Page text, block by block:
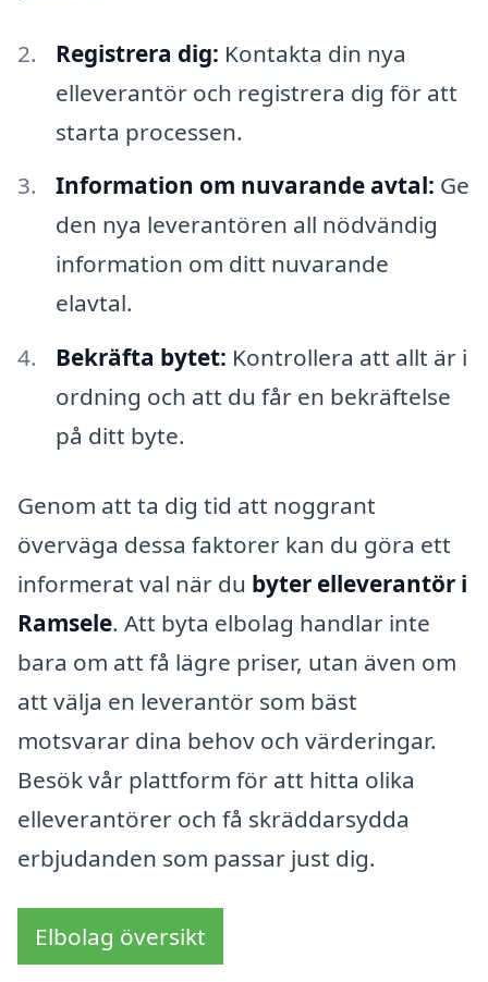
Registrera dig: Kontakta din nya
elleverantör och registrera dig för att
starta processen.
Information om nuvarande avtal: Ge
den nya leverantören all nödvändig
information om ditt nuvarande
elavtal.
Bekräfta bytet: Kontrollera att allt är i
ordning och att du får en bekräftelse
på ditt byte.
Genom att ta dig tid att noggrant
överväga dessa faktorer kan du göra ett
informerat val när du byter elleverantör i
Ramsele. Att byta elbolag handlar inte
bara om att få lägre priser, utan även om
att välja en leverantör som bäst
motsvarar dina behov och värderingar.
Besök vår plattform för att hitta olika
elleverantörer och få skräddarsydda
erbjudanden som passar just dig.
Elbolag översikt